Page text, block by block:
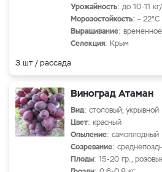
Урожайность: до 10-11
Морозостойкость: – 22°С
Выращивание:
Селекция: Крым
3 шт / рассада
Виноград Атаман
Вид: столовый, укрывной
Цвет: красный
Опыление: самоплодный
Созревание:
Плоды: 15-20 гр.,